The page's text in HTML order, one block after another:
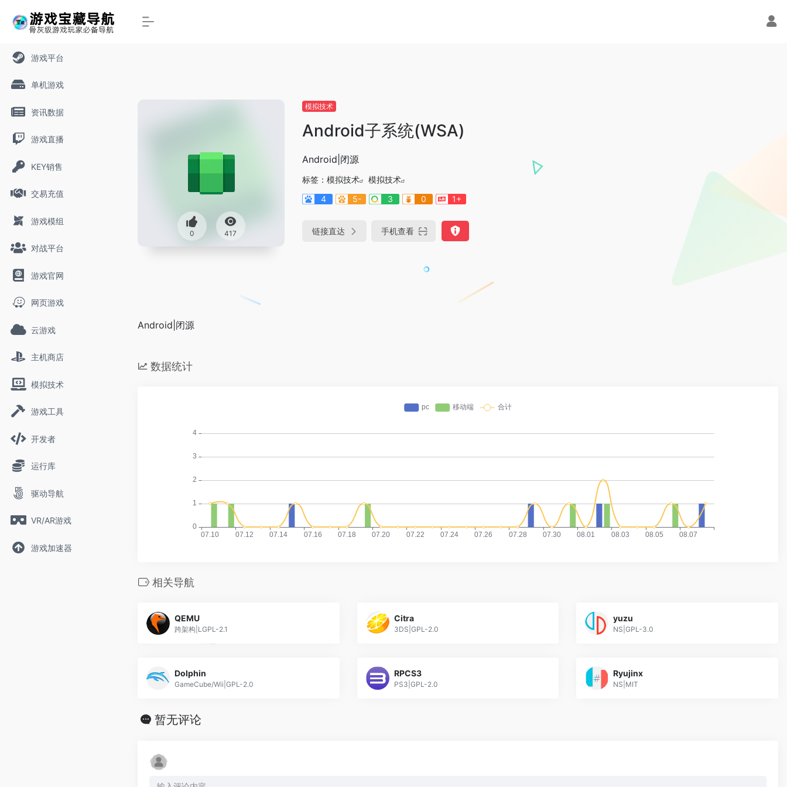
游戏平台
单机游戏
资讯数据
游戏直播
KEY销售
交易充值
游戏模组
对战平台
游戏官网
网页游戏
云游戏
主机商店
模拟技术
游戏工具
开发者
运行库
驱动导航
VR/AR游戏
游戏加速器
0 417
模拟技术
Android子系统(WSA)
Android|闭源
标签： 模拟技术
模拟技术
4
5- 3 0 1+
链接直达 手机查看
Android|闭源
数据统计
相关导航
QEMU
跨架构|LGPL-2.1
Citra
3DS|GPL-2.0
yuzu
NS|GPL-3.0
Dolphin
GameCube/Wii|GPL-2.0
RPCS3
PS3|GPL-2.0
Ryujinx
NS|MIT
暂无评论